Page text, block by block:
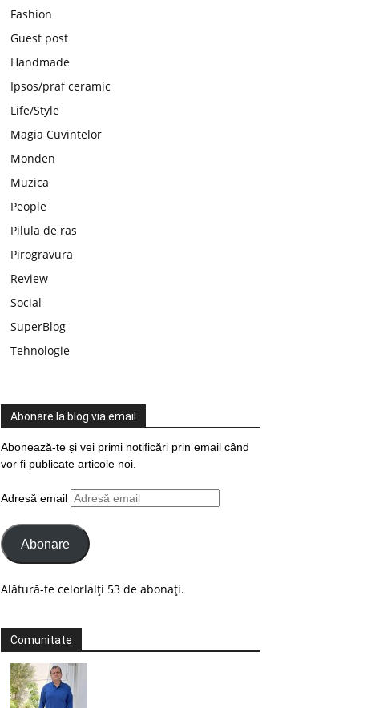
Fashion
Guest post
Handmade
Ipsos/praf ceramic
Life/Style
Magia Cuvintelor
Monden
Muzica
People
Pilula de ras
Pirogravura
Review
Social
SuperBlog
Tehnologie
Abonare la blog via email
Abonează-te și vei primi notificări prin email când
vor fi publicate articole noi.
Adresă email
Abonare
Alătură-te celorlalți 53 de abonați.
Comunitate